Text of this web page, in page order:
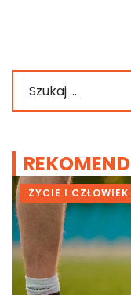
ŻYCIE I CZŁOWIEK